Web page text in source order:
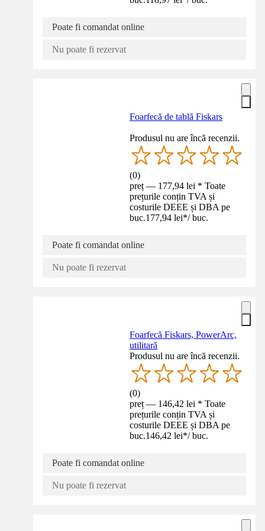
Poate fi comandat online
Nu poate fi rezervat
Foarfecă de tablă Fiskars
Produsul nu are încă recenzii.
(0)
preț — 177,94 lei * Toate
prețurile conțin TVA și
costurile DEEE și DBA pe
buc.177,94 lei*/ buc.
Poate fi comandat online
Nu poate fi rezervat
Foarfecă Fiskars, PowerArc,
utilitară
Produsul nu are încă recenzii.
(0)
preț — 146,42 lei * Toate
prețurile conțin TVA și
costurile DEEE și DBA pe
buc.146,42 lei*/ buc.
Poate fi comandat online
Nu poate fi rezervat